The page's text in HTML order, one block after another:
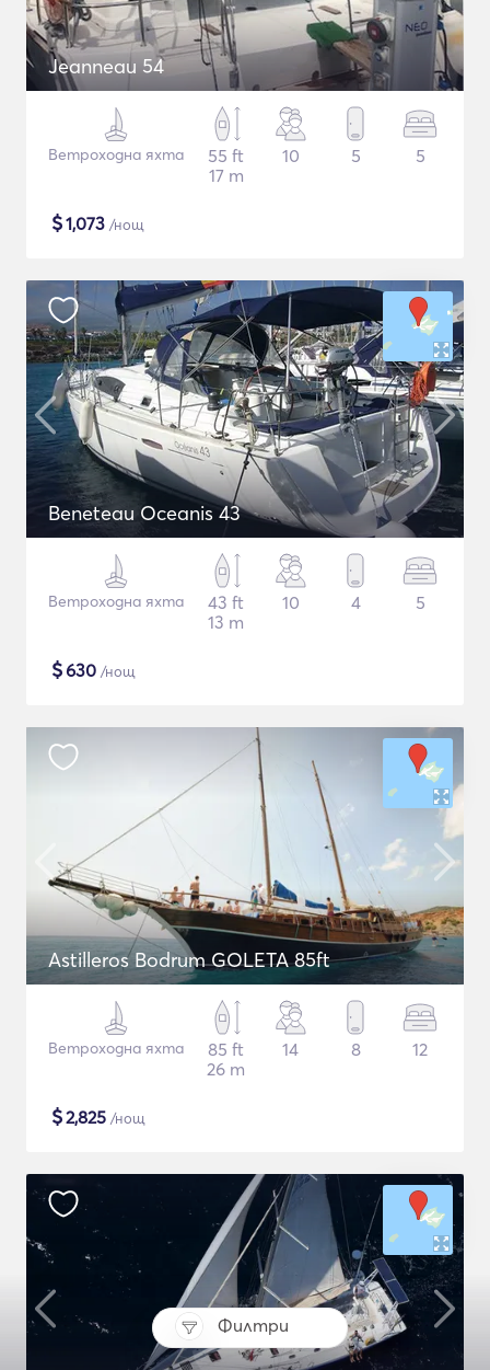
Филтри
Jeanneau 54
Ветроходна яхта
55 ft
17 m
10 5 5
$1,073 /нощ
Beneteau Oceanis 43
Ветроходна яхта
43 ft
13 m
10 4 5
$630 /нощ
Astilleros Bodrum GOLETA 85ft
Ветроходна яхта
85 ft
26 m
14 8 12
$2,825 /нощ